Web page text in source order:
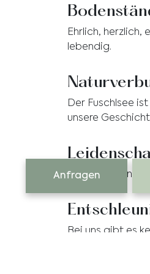
Anfragen
Ehrlich,
lebendig.
Der Fuschlsee
unsere
Für
Bei uns gibt es